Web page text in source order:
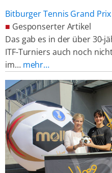
Bitburger Tennis Grand
■ Gesponserter Artikel
Das gab es in der über 30-
ITF-Turniers auch noch
im… mehr…